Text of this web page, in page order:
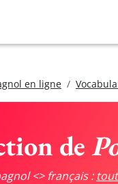
en ligne
de
<> français :